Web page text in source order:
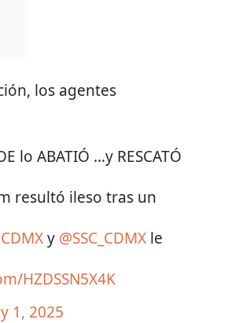
los agentes
lo ABATIÓ …y RESCATÓ
resultó ileso tras un
y @SSC_CDMX le
HZDSSN5X4K
1, 2025